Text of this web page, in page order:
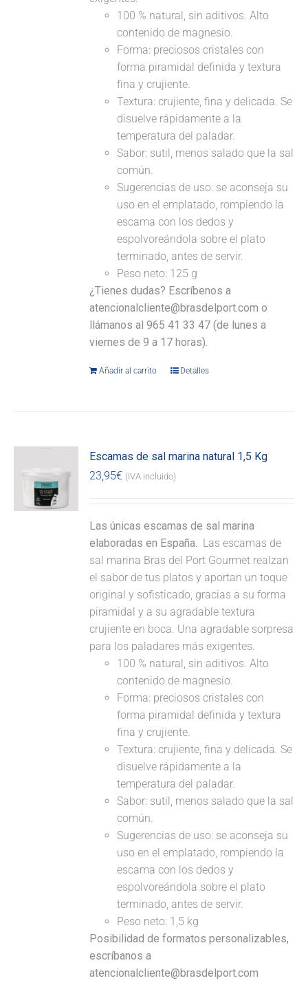
100 % natural, sin aditivos. Alto
contenido de magnesio.
Forma: preciosos cristales con
forma piramidal definida y textura
fina y crujiente.
Textura: crujiente, fina y delicada. Se
disuelve rápidamente a la
temperatura del paladar.
Sabor: sutil, menos salado que la sal
común.
Sugerencias de uso: se aconseja su
uso en el emplatado, rompiendo la
escama con los dedos y
espolvoreándola sobre el plato
terminado, antes de servir.
Peso neto: 125 g
¿Tienes dudas? Escríbenos a
atencionalcliente@brasdelport.com o
llámanos al 965 41 33 47 (de lunes a
viernes de 9 a 17 horas).
Añadir al carrito Detalles
Escamas de sal marina natural 1,5 Kg
23,95€ (IVA incluido)
Las únicas escamas de sal marina
elaboradas en España. Las escamas de
sal marina Bras del Port Gourmet realzan
el sabor de tus platos y aportan un toque
original y sofisticado, gracias a su forma
piramidal y a su agradable textura
crujiente en boca. Una agradable sorpresa
para los paladares más exigentes.
100 % natural, sin aditivos. Alto
contenido de magnesio.
Forma: preciosos cristales con
forma piramidal definida y textura
fina y crujiente.
Textura: crujiente, fina y delicada. Se
disuelve rápidamente a la
temperatura del paladar.
Sabor: sutil, menos salado que la sal
común.
Sugerencias de uso: se aconseja su
uso en el emplatado, rompiendo la
escama con los dedos y
espolvoreándola sobre el plato
terminado, antes de servir.
Peso neto: 1,5 kg
Posibilidad de formatos personalizables,
escríbanos a
atencionalcliente@brasdelport.com